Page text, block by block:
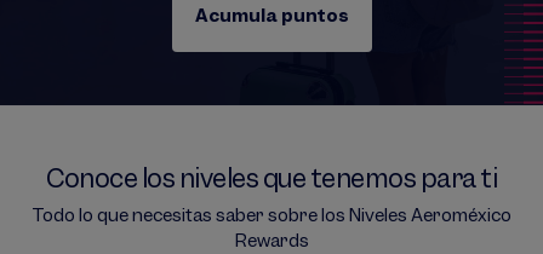
Acumula puntos
Conoce los niveles que tenemos para ti
Todo lo que necesitas saber sobre los Niveles Aeroméxico
Rewards